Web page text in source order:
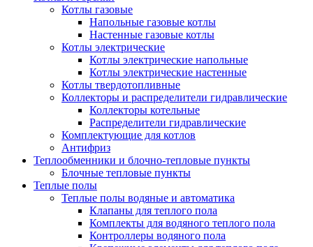
Котлы газовые
Напольные газовые котлы
Настенные газовые котлы
Котлы электрические
Котлы электрические напольные
Котлы электрические настенные
Котлы твердотопливные
Коллекторы и распределители гидравлические
Коллекторы котельные
Распределители гидравлические
Комплектующие для котлов
Антифриз
Теплообменники и блочно-тепловые пункты
Блочные тепловые пункты
Теплые полы
Теплые полы водяные и автоматика
Клапаны для теплого пола
Комплекты для водяного теплого пола
Контроллеры водяного пола